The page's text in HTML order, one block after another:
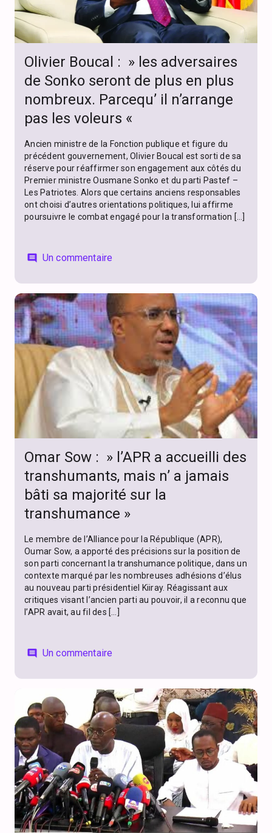
Olivier Boucal : » les adversaires
de Sonko seront de plus en plus
nombreux. Parcequ’ il n’arrange
pas les voleurs «
Ancien ministre de la Fonction publique et figure du
précédent gouvernement, Olivier Boucal est sorti de sa
réserve pour réaffirmer son engagement aux côtés du
Premier ministre Ousmane Sonko et du parti Pastef –
Les Patriotes. Alors que certains anciens responsables
ont choisi d’autres orientations politiques, lui affirme
poursuivre le combat engagé pour la transformation […]
comment Un commentaire
Omar Sow : » l’APR a accueilli des
transhumants, mais n’ a jamais
bâti sa majorité sur la
transhumance »
Le membre de l’Alliance pour la République (APR),
Oumar Sow, a apporté des précisions sur la position de
son parti concernant la transhumance politique, dans un
contexte marqué par les nombreuses adhésions d’élus
au nouveau parti présidentiel Kiiray. Réagissant aux
critiques visant l’ancien parti au pouvoir, il a reconnu que
l’APR avait, au fil des […]
comment Un commentaire